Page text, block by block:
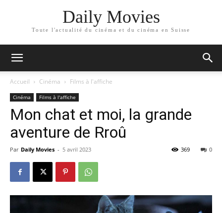
Daily Movies
Toute l'actualité du cinéma et du cinéma en Suisse
Accueil Cinéma Films à l'affiche
Cinéma Films à l'affiche
Mon chat et moi, la grande
aventure de Rroû
Par Daily Movies - 5 avril 2023 0
369